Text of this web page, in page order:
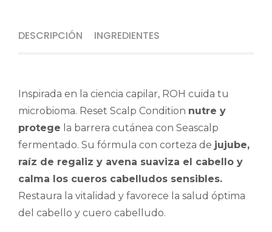
DESCRIPCIÓN INGREDIENTES
Inspirada en la ciencia capilar, ROH cuida tu
microbioma. Reset Scalp Condition nutre y
protege la barrera cutánea con Seascalp
fermentado. Su fórmula con corteza de jujube,
raíz de regaliz y avena suaviza el cabello y
calma los cueros cabelludos sensibles.
Restaura la vitalidad y favorece la salud óptima
del cabello y cuero cabelludo.